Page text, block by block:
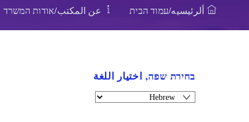
ألرئيسيه/עמוד הבית عن المكتب/אודות המשרד
בחירת שפה, اختيار اللغة